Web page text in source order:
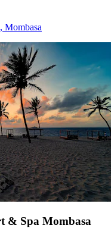
Mombasa
& Spa Mombasa